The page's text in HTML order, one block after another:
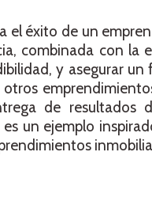
el éxito de un
combinada con la
y asegurar
de resultados
un ejemplo